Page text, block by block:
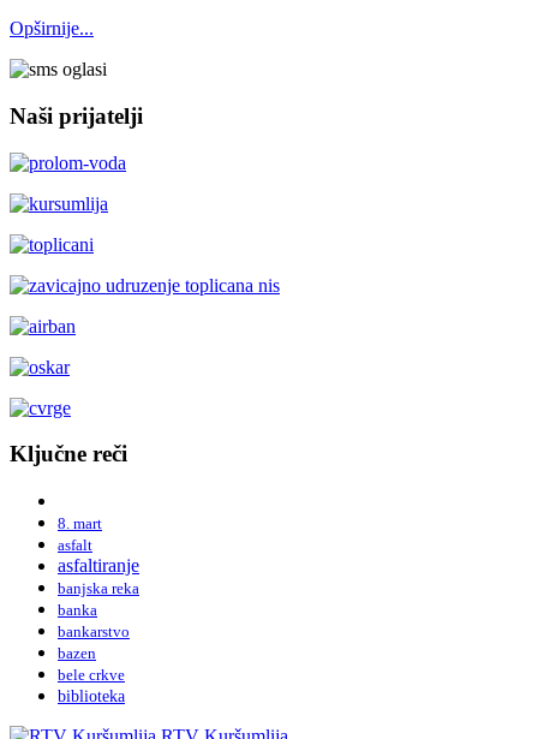
Opširnije...
Naši prijatelji
Ključne reči
8. mart
asfalt
asfaltiranje
banjska reka
banka
bankarstvo
bazen
bele crkve
biblioteka